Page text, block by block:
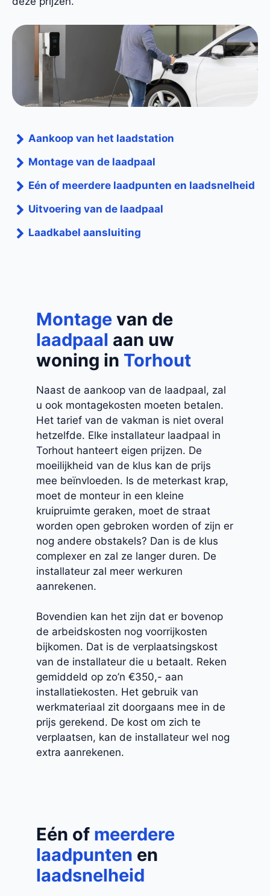
Aankoop van het laadstation
Montage van de laadpaal
Eén of meerdere laadpunten en laadsnelheid
Uitvoering van de laadpaal
Laadkabel aansluiting
Montage van de
laadpaal aan uw
woning in Torhout
Naast de aankoop van de laadpaal, zal
u ook montagekosten moeten betalen.
Het tarief van de vakman is niet overal
hetzelfde. Elke installateur laadpaal in
Torhout hanteert eigen prijzen. De
moeilijkheid van de klus kan de prijs
mee beïnvloeden. Is de meterkast krap,
moet de monteur in een kleine
kruipruimte geraken, moet de straat
worden open gebroken worden of zijn er
nog andere obstakels? Dan is de klus
complexer en zal ze langer duren. De
installateur zal meer werkuren
aanrekenen.
Bovendien kan het zijn dat er bovenop
de arbeidskosten nog voorrijkosten
bijkomen. Dat is de verplaatsingskost
van de installateur die u betaalt. Reken
gemiddeld op zo’n €350,- aan
installatiekosten. Het gebruik van
werkmateriaal zit doorgaans mee in de
prijs gerekend. De kost om zich te
verplaatsen, kan de installateur wel nog
extra aanrekenen.
Eén of meerdere
laadpunten en
laadsnelheid